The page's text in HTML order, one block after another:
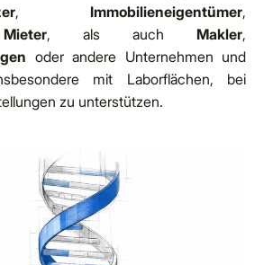
, Immobilieneigentümer,
, als auch Makler,
oder andere Unternehmen und
mit Laborflächen, bei
zu unterstützen.